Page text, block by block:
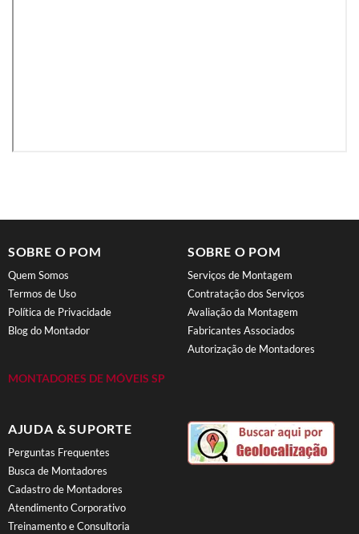
SOBRE O POM
Quem Somos
Termos de Uso
Política de Privacidade
Blog do Montador
MONTADORES DE MÓVEIS SP
SOBRE O POM
Serviços de Montagem
Contratação dos Serviços
Avaliação da Montagem
Fabricantes Associados
Autorização de Montadores
AJUDA & SUPORTE
Perguntas Frequentes
Busca de Montadores
Cadastro de Montadores
Atendimento Corporativo
Treinamento e Consultoria